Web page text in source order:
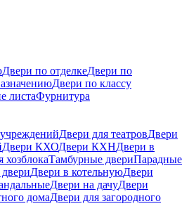
Двери по отделкеДвери по
Двери по классу
листаФурнитура
Двери для театровДвери
Двери КХОДвери КХНДвери в
хозблокаТамбурные двериПарадные
Двери в котельнуюДвери
Двери на дачуДвери
домаДвери для загородного